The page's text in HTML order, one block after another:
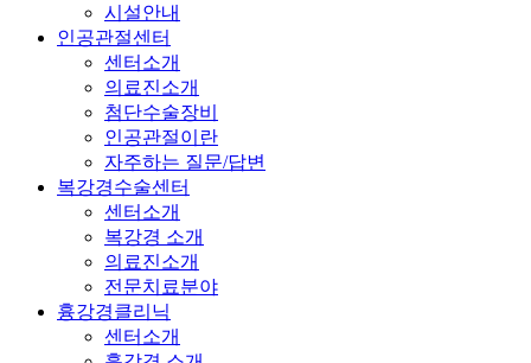
시설안내
인공관절센터
센터소개
의료진소개
첨단수술장비
인공관절이란
자주하는 질문/답변
복강경수술센터
센터소개
복강경 소개
의료진소개
전문치료분야
흉강경클리닉
센터소개